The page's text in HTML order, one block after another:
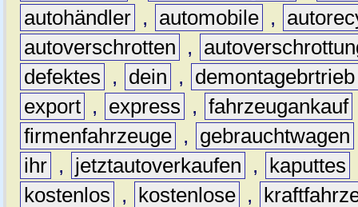
autohändler , automobile ,
autoverschrotten
,
defektes
, dein ,
demontagebrtrieb
export , express , fahrzeugankauf
firmenfahrzeuge , gebrauchtwagen
ihr , jetztautoverkaufen , kaputtes
kostenlos
, kostenlose ,